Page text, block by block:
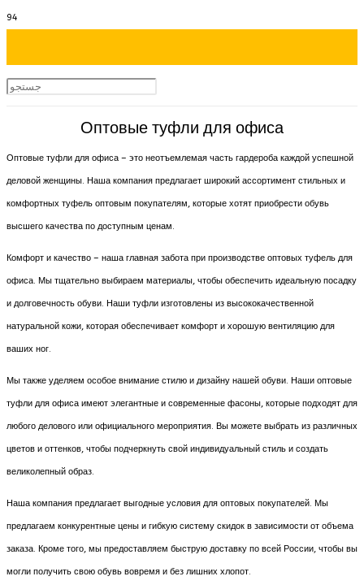
Оптовые туфли для офиса
Оптовые туфли для офиса – это неотъемлемая часть гардероба каждой успешной
деловой женщины. Наша компания предлагает широкий ассортимент стильных и
комфортных туфель оптовым покупателям, которые хотят приобрести обувь
высшего качества по доступным ценам.
Комфорт и качество – наша главная забота при производстве оптовых туфель для
офиса. Мы тщательно выбираем материалы, чтобы обеспечить идеальную посадку
и долговечность обуви. Наши туфли изготовлены из высококачественной
натуральной кожи, которая обеспечивает комфорт и хорошую вентиляцию для
ваших ног.
Мы также уделяем особое внимание стилю и дизайну нашей обуви. Наши оптовые
туфли для офиса имеют элегантные и современные фасоны, которые подходят для
любого делового или официального мероприятия. Вы можете выбрать из различных
цветов и оттенков, чтобы подчеркнуть свой индивидуальный стиль и создать
великолепный образ.
Наша компания предлагает выгодные условия для оптовых покупателей. Мы
предлагаем конкурентные цены и гибкую систему скидок в зависимости от объема
заказа. Кроме того, мы предоставляем быструю доставку по всей России, чтобы вы
могли получить свою обувь вовремя и без лишних хлопот.